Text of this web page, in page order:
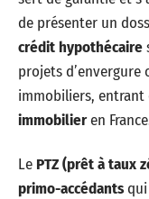
de présenter un
crédit hypothécaire
projets
immobiliers, entrant
immobilieren
Le PTZ (prêt à taux
primo-accédantsqui